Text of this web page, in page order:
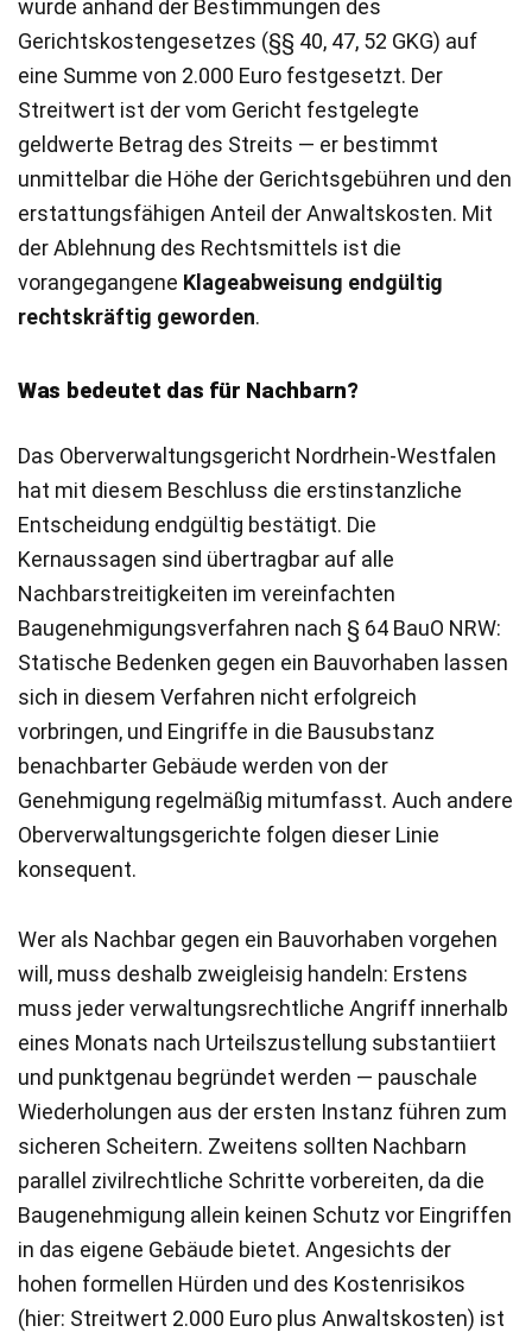
wurde anhand der Bestimmungen des
Gerichtskostengesetzes (§§ 40, 47, 52 GKG) auf
eine Summe von 2.000 Euro festgesetzt. Der
Streitwert ist der vom Gericht festgelegte
geldwerte Betrag des Streits — er bestimmt
unmittelbar die Höhe der Gerichtsgebühren und den
erstattungsfähigen Anteil der Anwaltskosten. Mit
der Ablehnung des Rechtsmittels ist die
vorangegangene Klageabweisung endgültig
rechtskräftig geworden.
Was bedeutet das für Nachbarn?
Das Oberverwaltungsgericht Nordrhein-Westfalen
hat mit diesem Beschluss die erstinstanzliche
Entscheidung endgültig bestätigt. Die
Kernaussagen sind übertragbar auf alle
Nachbarstreitigkeiten im vereinfachten
Baugenehmigungsverfahren nach § 64 BauO NRW:
Statische Bedenken gegen ein Bauvorhaben lassen
sich in diesem Verfahren nicht erfolgreich
vorbringen, und Eingriffe in die Bausubstanz
benachbarter Gebäude werden von der
Genehmigung regelmäßig mitumfasst. Auch andere
Oberverwaltungsgerichte folgen dieser Linie
konsequent.
Wer als Nachbar gegen ein Bauvorhaben vorgehen
will, muss deshalb zweigleisig handeln: Erstens
muss jeder verwaltungsrechtliche Angriff innerhalb
eines Monats nach Urteilszustellung substantiiert
und punktgenau begründet werden — pauschale
Wiederholungen aus der ersten Instanz führen zum
sicheren Scheitern. Zweitens sollten Nachbarn
parallel zivilrechtliche Schritte vorbereiten, da die
Baugenehmigung allein keinen Schutz vor Eingriffen
in das eigene Gebäude bietet. Angesichts der
hohen formellen Hürden und des Kostenrisikos
(hier: Streitwert 2.000 Euro plus Anwaltskosten) ist